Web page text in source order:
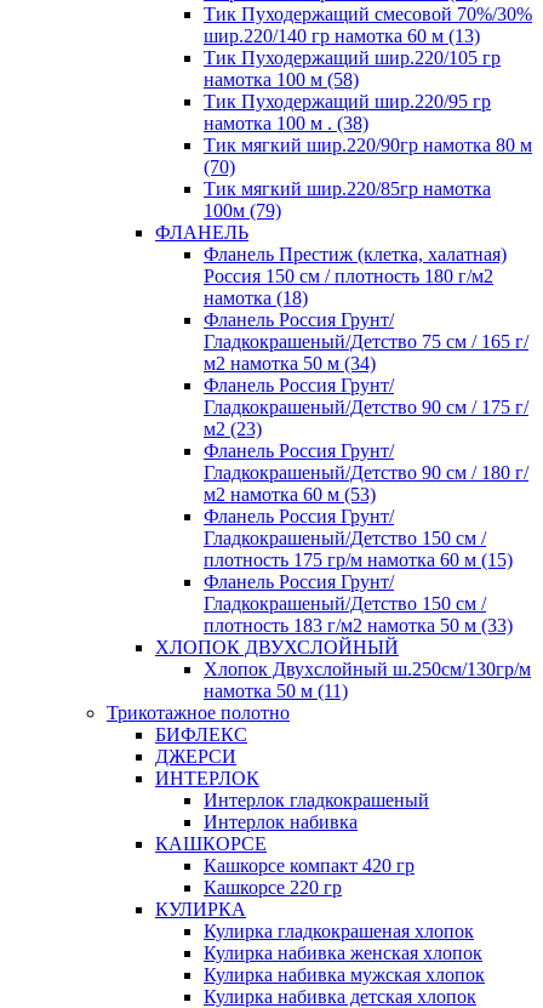
Тик Пуходержащий смесовой 70%/30%
шир.220/140 гр намотка 60 м (13)
Тик Пуходержащий шир.220/105 гр
намотка 100 м (58)
Тик Пуходержащий шир.220/95 гр
намотка 100 м . (38)
Тик мягкий шир.220/90гр намотка 80 м
(70)
Тик мягкий шир.220/85гр намотка
100м (79)
ФЛАНЕЛЬ
Фланель Престиж (клетка, халатная)
Россия 150 см / плотность 180 г/м2
намотка (18)
Фланель Россия Грунт/
Гладкокрашеный/Детство 75 см / 165 г/
м2 намотка 50 м (34)
Фланель Россия Грунт/
Гладкокрашеный/Детство 90 см / 175 г/
м2 (23)
Фланель Россия Грунт/
Гладкокрашеный/Детство 90 см / 180 г/
м2 намотка 60 м (53)
Фланель Россия Грунт/
Гладкокрашеный/Детство 150 см /
плотность 175 гр/м намотка 60 м (15)
Фланель Россия Грунт/
Гладкокрашеный/Детство 150 см /
плотность 183 г/м2 намотка 50 м (33)
ХЛОПОК ДВУХСЛОЙНЫЙ
Хлопок Двухслойный ш.250см/130гр/м
намотка 50 м (11)
Трикотажное полотно
БИФЛЕКС
ДЖЕРСИ
ИНТЕРЛОК
Интерлок гладкокрашеный
Интерлок набивка
КАШКОРСЕ
Кашкорсе компакт 420 гр
Кашкорсе 220 гр
КУЛИРКА
Кулирка гладкокрашеная хлопок
Кулирка набивка женская хлопок
Кулирка набивка мужская хлопок
Кулирка набивка детская хлопок